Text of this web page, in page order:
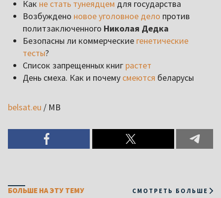
Как не стать тунеядцем для государства
Возбуждено новое уголовное дело против
политзаключенного Николая Дедка
Безопасны ли коммерческие генетические
тесты?
Список запрещенных книг растет
День смеха. Как и почему смеются беларусы
belsat.eu / MB
БОЛЬШЕ НА ЭТУ ТЕМУ СМОТРЕТЬ БОЛЬШЕ